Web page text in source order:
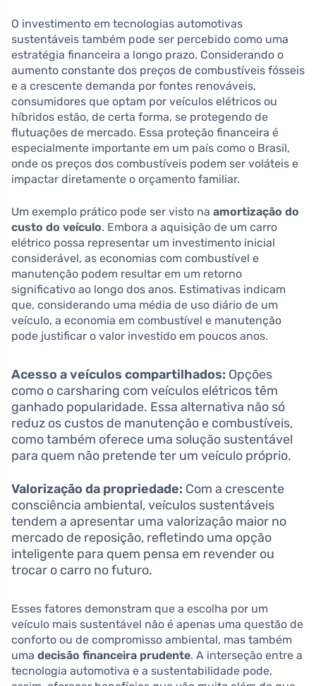
O investimento em tecnologias automotivas
sustentáveis também pode ser percebido como uma
estratégia financeira a longo prazo. Considerando o
aumento constante dos preços de combustíveis fósseis
e a crescente demanda por fontes renováveis,
consumidores que optam por veículos elétricos ou
híbridos estão, de certa forma, se protegendo de
flutuações de mercado. Essa proteção financeira é
especialmente importante em um país como o Brasil,
onde os preços dos combustíveis podem ser voláteis e
impactar diretamente o orçamento familiar.
Um exemplo prático pode ser visto na amortização do
custo do veículo. Embora a aquisição de um carro
elétrico possa representar um investimento inicial
considerável, as economias com combustível e
manutenção podem resultar em um retorno
significativo ao longo dos anos. Estimativas indicam
que, considerando uma média de uso diário de um
veículo, a economia em combustível e manutenção
pode justificar o valor investido em poucos anos.
Acesso a veículos compartilhados: Opções
como o carsharing com veículos elétricos têm
ganhado popularidade. Essa alternativa não só
reduz os custos de manutenção e combustíveis,
como também oferece uma solução sustentável
para quem não pretende ter um veículo próprio.
Valorização da propriedade: Com a crescente
consciência ambiental, veículos sustentáveis
tendem a apresentar uma valorização maior no
mercado de reposição, refletindo uma opção
inteligente para quem pensa em revender ou
trocar o carro no futuro.
Esses fatores demonstram que a escolha por um
veículo mais sustentável não é apenas uma questão de
conforto ou de compromisso ambiental, mas também
uma decisão financeira prudente. A interseção entre a
tecnologia automotiva e a sustentabilidade pode,